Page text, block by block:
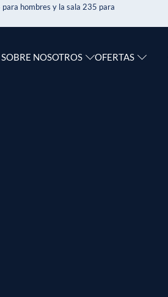
hombres y la sala 235 para
SOBRE NOSOTROS OFERTAS